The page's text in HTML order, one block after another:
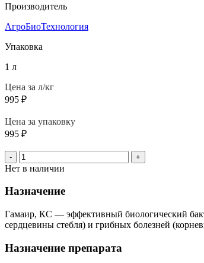
Производитель
АгроБиоТехнология
Упаковка
1 л
Цена за л/кг
995 ₽
Цена за упаковку
995 ₽
- +
Нет в наличии
Назначение
Гамаир, КС — эффективный биологический
сердцевины стебля) и грибных болезней
Назначение препарата